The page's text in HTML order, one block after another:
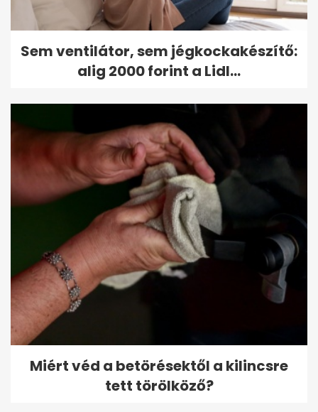
Sem ventilátor, sem jégkockakészítő:
alig 2000 forint a Lidl...
Miért véd a betörésektől a kilincsre
tett törölköző?